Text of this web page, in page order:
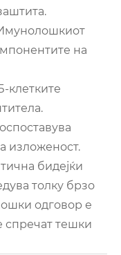
на
клетките
изложеност.
бидејќи
толку брзо
одговор е
спречат тешки